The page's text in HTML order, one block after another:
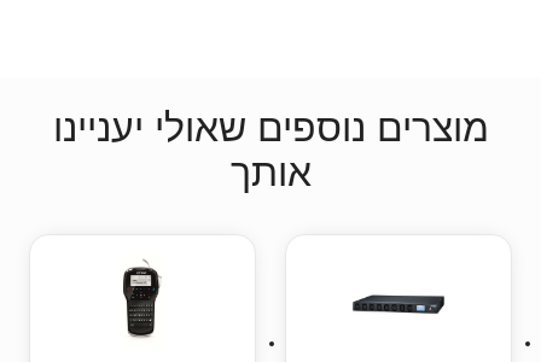
מוצרים נוספים שאולי יעניינו
אותך